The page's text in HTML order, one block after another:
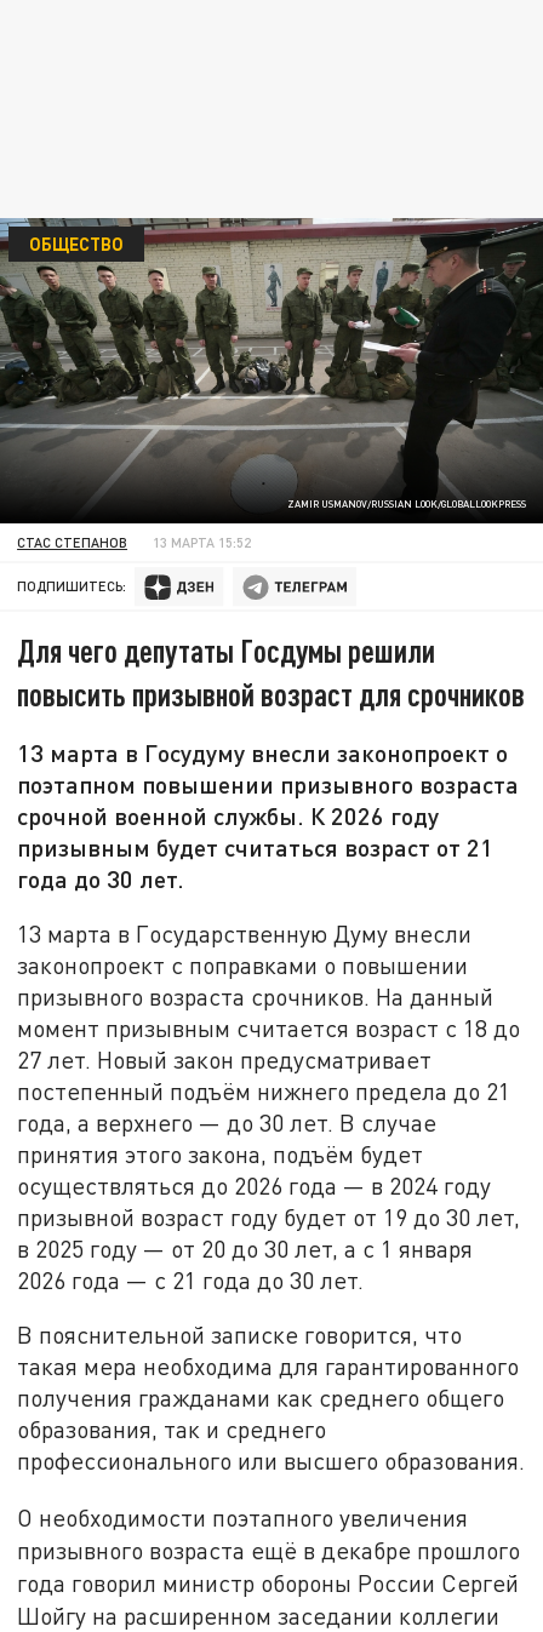
ZAMIR USMANOV/RUSSIAN LOOK/GLOBALLOOKPRESS
ОБЩЕСТВО
СТАС СТЕПАНОВ 13 МАРТА 15:52
ПОДПИШИТЕСЬ:
Для чего депутаты Госдумы решили
повысить призывной возраст для срочников
13 марта в Госудуму внесли законопроект о
поэтапном повышении призывного возраста
срочной военной службы. К 2026 году
призывным будет считаться возраст от 21
года до 30 лет.
13 марта в Государственную Думу внесли
законопроект с поправками о повышении
призывного возраста срочников. На данный
момент призывным считается возраст с 18 до
27 лет. Новый закон предусматривает
постепенный подъём нижнего предела до 21
года, а верхнего — до 30 лет. В случае
принятия этого закона, подъём будет
осуществляться до 2026 года — в 2024 году
призывной возраст году будет от 19 до 30 лет,
в 2025 году — от 20 до 30 лет, а с 1 января
2026 года — с 21 года до 30 лет.
В пояснительной записке говорится, что
такая мера необходима для гарантированного
получения гражданами как среднего общего
образования, так и среднего
профессионального или высшего образования.
О необходимости поэтапного увеличения
призывного возраста ещё в декабре прошлого
года говорил министр обороны России Сергей
Шойгу на расширенном заседании коллегии